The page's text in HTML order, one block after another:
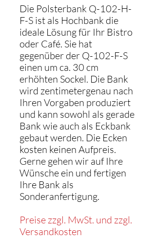
Die Polsterbank Q-102-H-
F-S ist als Hochbank die
ideale Lösung für Ihr Bistro
oder Café. Sie hat
gegenüber der Q-102-F-S
einen um ca. 30 cm
erhöhten Sockel. Die Bank
wird zentimetergenau nach
Ihren Vorgaben produziert
und kann sowohl als gerade
Bank wie auch als Eckbank
gebaut werden. Die Ecken
kosten keinen Aufpreis.
Gerne gehen wir auf Ihre
Wünsche ein und fertigen
Ihre Bank als
Sonderanfertigung.
Preise zzgl. MwSt. und zzgl.
Versandkosten